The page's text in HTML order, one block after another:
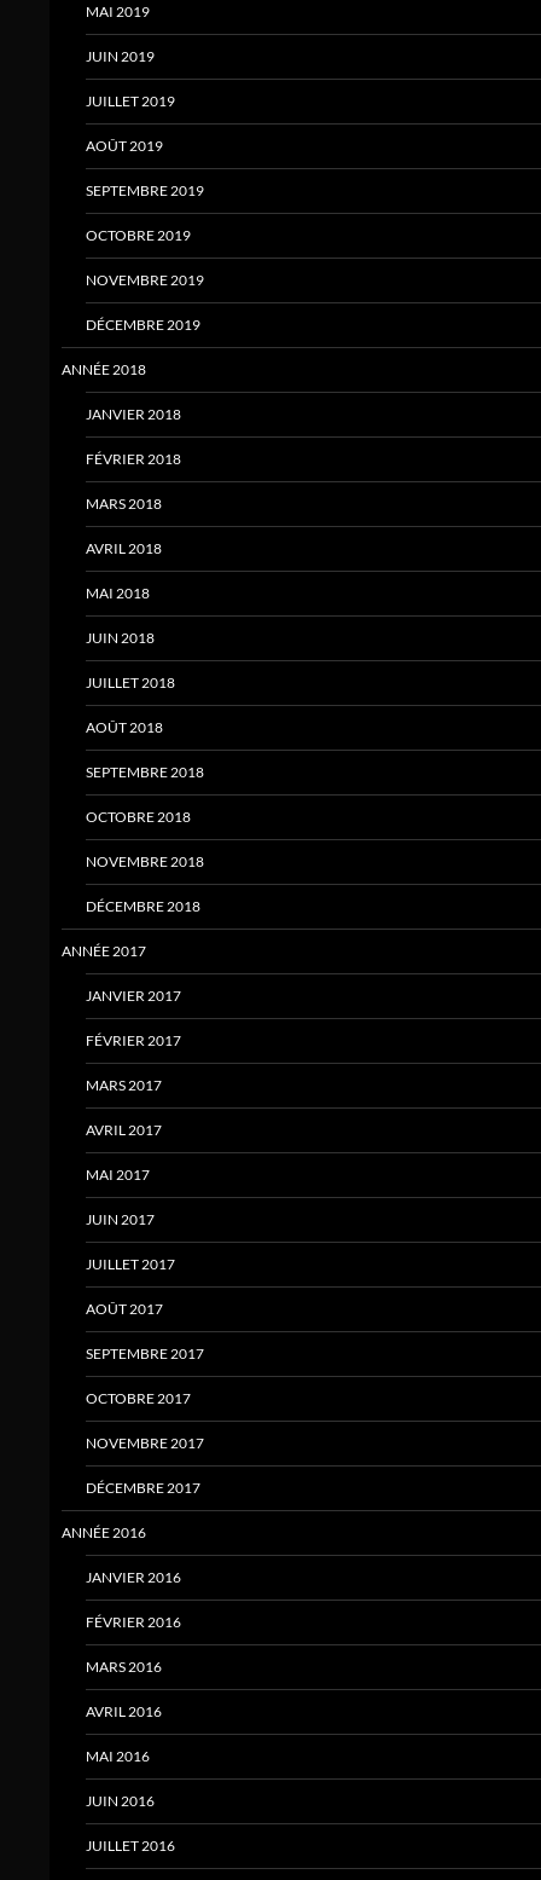
MAI 2019
JUIN 2019
JUILLET 2019
AOÛT 2019
SEPTEMBRE 2019
OCTOBRE 2019
NOVEMBRE 2019
DÉCEMBRE 2019
ANNÉE 2018
JANVIER 2018
FÉVRIER 2018
MARS 2018
AVRIL 2018
MAI 2018
JUIN 2018
JUILLET 2018
AOÛT 2018
SEPTEMBRE 2018
OCTOBRE 2018
NOVEMBRE 2018
DÉCEMBRE 2018
ANNÉE 2017
JANVIER 2017
FÉVRIER 2017
MARS 2017
AVRIL 2017
MAI 2017
JUIN 2017
JUILLET 2017
AOÛT 2017
SEPTEMBRE 2017
OCTOBRE 2017
NOVEMBRE 2017
DÉCEMBRE 2017
ANNÉE 2016
JANVIER 2016
FÉVRIER 2016
MARS 2016
AVRIL 2016
MAI 2016
JUIN 2016
JUILLET 2016